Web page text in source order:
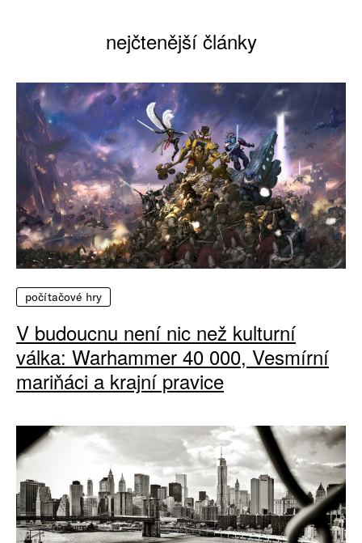
nejčtenější články
počítačové hry
V budoucnu není nic než kulturní
válka: Warhammer 40 000, Vesmírní
mariňáci a krajní pravice